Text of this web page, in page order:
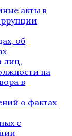
акты в
об
лиц,
на
в
о фактах
с